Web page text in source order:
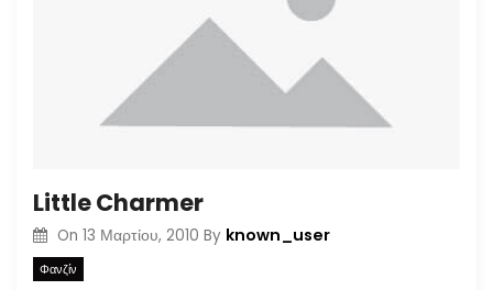
Little Charmer
On 13 Μαρτίου, 2010 By known_user
Φανζίν